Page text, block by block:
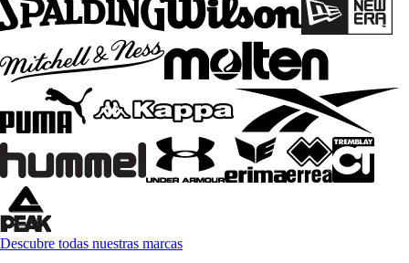
Descubre todas nuestras marcas